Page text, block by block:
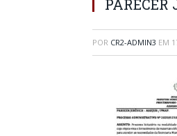
PARECER
POR CR2-ADMIN3 EM